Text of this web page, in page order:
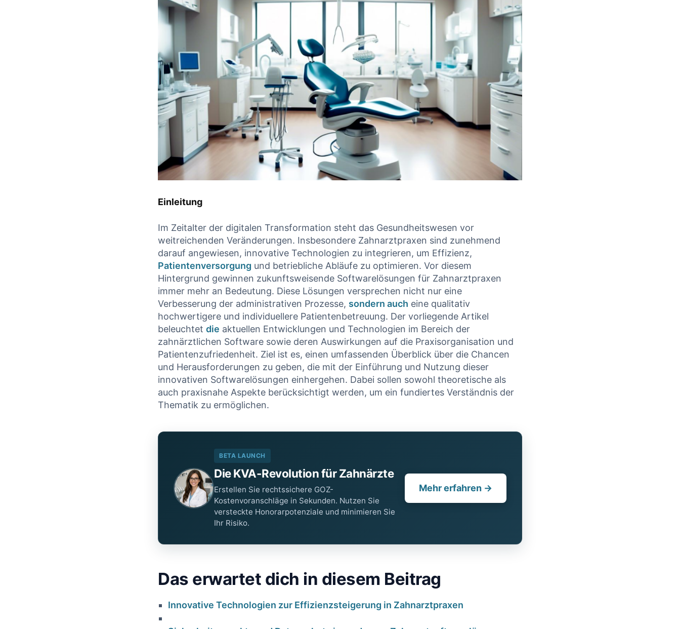
Einleitung
Im Zeitalter der digitalen Transformation steht das Gesundheitswesen vor
weitreichenden Veränderungen. Insbesondere Zahnarztpraxen sind zunehmend
darauf angewiesen, innovative Technologien zu integrieren, um Effizienz,
Patientenversorgung und betriebliche Abläufe zu optimieren. Vor diesem
Hintergrund gewinnen zukunftsweisende Softwarelösungen für Zahnarztpraxen
immer mehr an Bedeutung. Diese Lösungen versprechen nicht nur eine
Verbesserung der administrativen Prozesse, sondern auch eine qualitativ
hochwertigere und individuellere Patientenbetreuung. Der vorliegende Artikel
beleuchtet die aktuellen Entwicklungen und Technologien im Bereich der
zahnärztlichen Software sowie deren Auswirkungen auf die Praxisorganisation und
Patientenzufriedenheit. Ziel ist es, einen umfassenden Überblick über die Chancen
und Herausforderungen zu geben, die mit der Einführung und Nutzung dieser
innovativen Softwarelösungen einhergehen. Dabei sollen sowohl theoretische als
auch praxisnahe Aspekte berücksichtigt werden, um ein fundiertes Verständnis der
Thematik zu ermöglichen.
BETA LAUNCH
Die KVA-Revolution für Zahnärzte
Erstellen Sie rechtssichere GOZ-
Kostenvoranschläge in Sekunden. Nutzen Sie
versteckte Honorarpotenziale und minimieren Sie
Ihr Risiko.
Mehr erfahren →
Das erwartet dich in diesem Beitrag
Innovative Technologien zur Effizienzsteigerung in Zahnarztpraxen